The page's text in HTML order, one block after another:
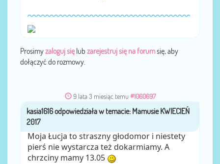
Prosimyzaloguj sięlub zarejestruj się na forumsię, aby
dołączyć do rozmowy.
9 lata 3 miesiąc temu #1060697
przezkasia1616
Moja Łucja to straszny głodomor i niestety
pierś nie wystarcza też dokarmiamy. A
chrzciny mamy 13.05